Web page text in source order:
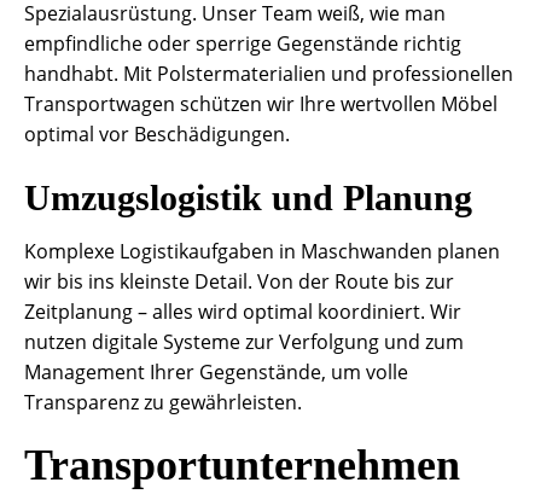
Spezialausrüstung. Unser Team weiß, wie man
empfindliche oder sperrige Gegenstände richtig
handhabt. Mit Polstermaterialien und professionellen
Transportwagen schützen wir Ihre wertvollen Möbel
optimal vor Beschädigungen.
Umzugslogistik und Planung
Komplexe Logistikaufgaben in Maschwanden planen
wir bis ins kleinste Detail. Von der Route bis zur
Zeitplanung – alles wird optimal koordiniert. Wir
nutzen digitale Systeme zur Verfolgung und zum
Management Ihrer Gegenstände, um volle
Transparenz zu gewährleisten.
Transportunternehmen